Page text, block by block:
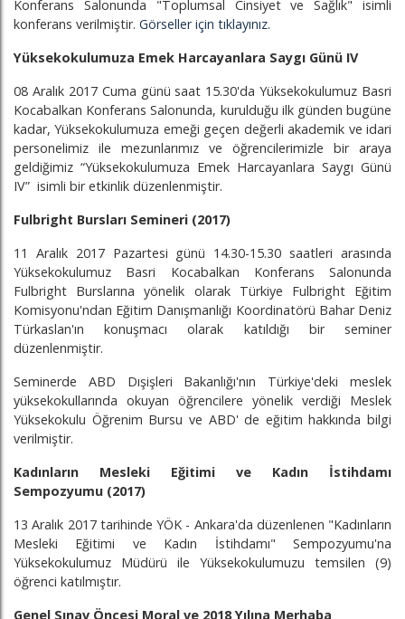
Konferans Salonunda "Toplumsal Cinsiyet ve Sağlık" isimli
konferans verilmiştir. Görseller için tıklayınız.
Yüksekokulumuza Emek Harcayanlara Saygı Günü IV
08 Aralık 2017 Cuma günü saat 15.30'da Yüksekokulumuz Basri
Kocabalkan Konferans Salonunda, kurulduğu ilk günden bugüne
kadar, Yüksekokulumuza emeği geçen değerli akademik ve idari
personelimiz ile mezunlarımız ve öğrencilerimizle bir araya
geldiğimiz “Yüksekokulumuza Emek Harcayanlara Saygı Günü
IV” isimli bir etkinlik düzenlenmiştir.
Fulbright Bursları Semineri (2017)
11 Aralık 2017 Pazartesi günü 14.30-15.30 saatleri arasında
Yüksekokulumuz Basri Kocabalkan Konferans Salonunda
Fulbright Burslarına yönelik olarak Türkiye Fulbright Eğitim
Komisyonu'ndan Eğitim Danışmanlığı Koordinatörü Bahar Deniz
Türkaslan'ın konuşmacı olarak katıldığı bir seminer
düzenlenmiştir.
Seminerde ABD Dışişleri Bakanlığı'nın Türkiye'deki meslek
yüksekokullarında okuyan öğrencilere yönelik verdiği Meslek
Yüksekokulu Öğrenim Bursu ve ABD' de eğitim hakkında bilgi
verilmiştir.
Kadınların Mesleki Eğitimi ve Kadın İstihdamı
Sempozyumu (2017)
13 Aralık 2017 tarihinde YÖK - Ankara'da düzenlenen "Kadınların
Mesleki Eğitimi ve Kadın İstihdamı" Sempozyumu'na
Yüksekokulumuz Müdürü ile Yüksekokulumuzu temsilen (9)
öğrenci katılmıştır.
Genel Sınav Öncesi Moral ve 2018 Yılına Merhaba